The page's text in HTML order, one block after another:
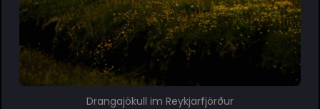
Drangajökull im Reykjarfjörður